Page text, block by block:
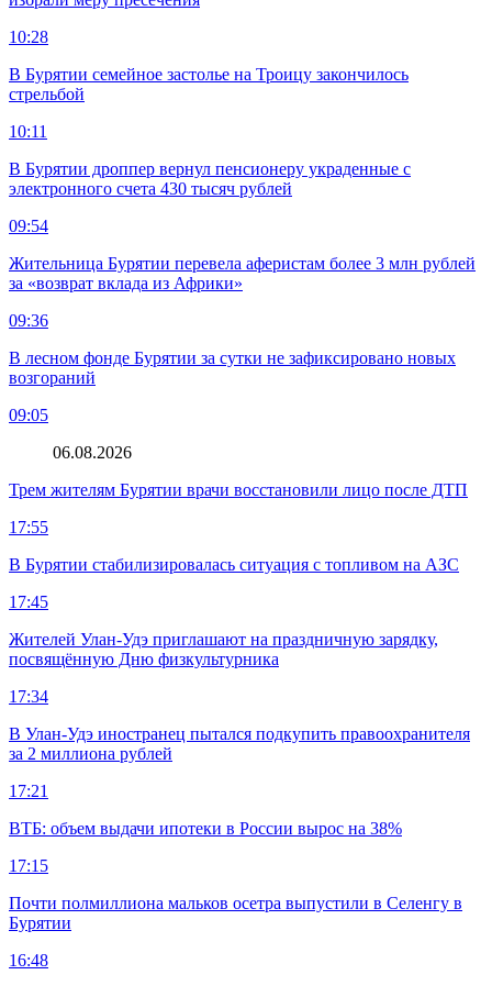
10:28
В Бурятии семейное застолье на Троицу закончилось
стрельбой
10:11
В Бурятии дроппер вернул пенсионеру украденные с
электронного счета 430 тысяч рублей
09:54
Жительница Бурятии перевела аферистам более 3 млн рублей
за «возврат вклада из Африки»
09:36
В лесном фонде Бурятии за сутки не зафиксировано новых
возгораний
09:05
06.08.2026
Трем жителям Бурятии врачи восстановили лицо после ДТП
17:55
В Бурятии стабилизировалась ситуация с топливом на АЗС
17:45
Жителей Улан-Удэ приглашают на праздничную зарядку,
посвящённую Дню физкультурника
17:34
В Улан-Удэ иностранец пытался подкупить правоохранителя
за 2 миллиона рублей
17:21
ВТБ: объем выдачи ипотеки в России вырос на 38%
17:15
Почти полмиллиона мальков осетра выпустили в Селенгу в
Бурятии
16:48